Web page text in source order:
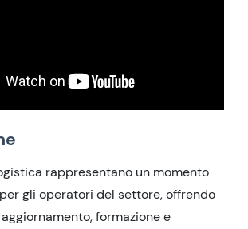
rappresentano un momento
gli operatori del settore, offrendo
formazione e